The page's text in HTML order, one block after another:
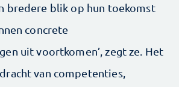
bredere blik op hun toekomst
concrete
uit voortkomen’, zegt ze. Het
van competenties,